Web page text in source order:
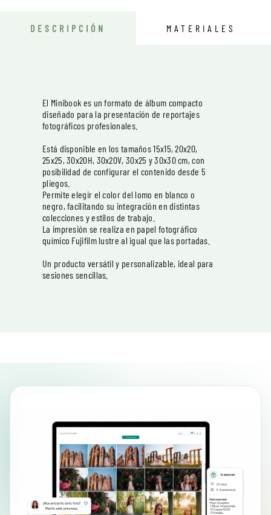
DESCRIPCIÓN MATERIALES
El Minibook es un formato de álbum compacto
diseñado para la presentación de reportajes
fotográficos profesionales.
Está disponible en los tamaños 15x15, 20x20,
25x25, 30x20H, 30x20V, 30x25 y 30x30 cm, con
posibilidad de configurar el contenido desde 5
pliegos.
Permite elegir el color del lomo en blanco o
negro, facilitando su integración en distintas
colecciones y estilos de trabajo.
La impresión se realiza en papel fotográfico
químico Fujifilm lustre al igual que las portadas.
Un producto versátil y personalizable, ideal para
sesiones sencillas.